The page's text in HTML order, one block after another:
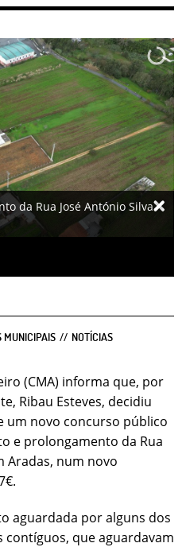
da Rua José António Silva
MUNICIPAIS NOTÍCIAS
(CMA) informa que, por
Ribau Esteves, decidiu
um novo concurso público
e prolongamento da Rua
Aradas, num novo
aguardada por alguns dos
que aguardavam